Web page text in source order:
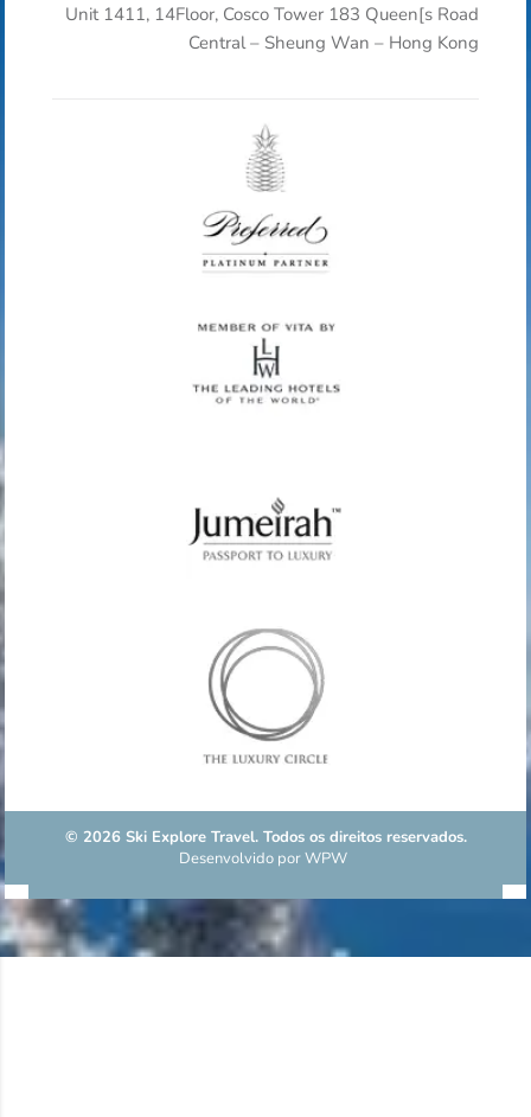
Unit 1411, 14Floor, Cosco Tower 183 Queen[s Road
Central – Sheung Wan – Hong Kong
© 2026 Ski Explore Travel. Todos os direitos reservados.
Desenvolvido porWPW